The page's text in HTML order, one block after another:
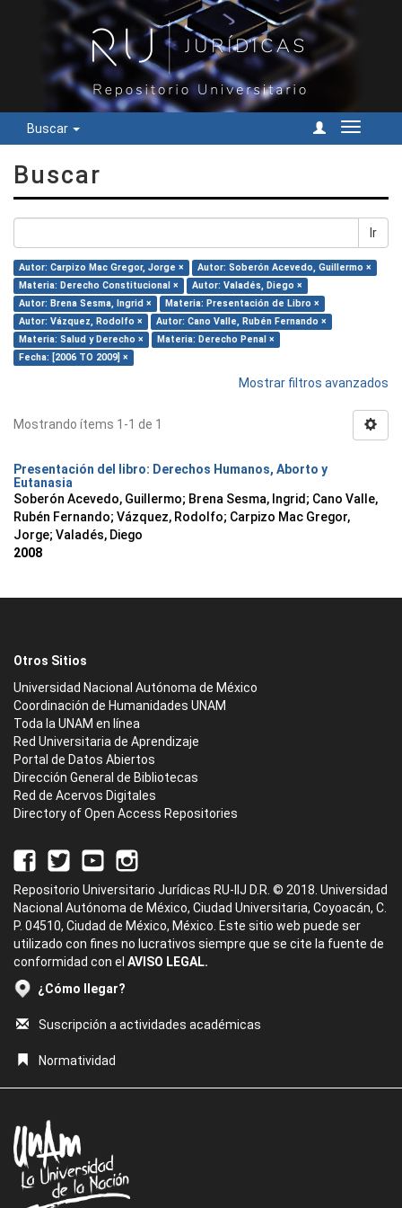
Buscar
Cambiar
Buscar
Ir
Autor: Carpizo Mac Gregor, Jorge ×
Autor: Soberón Acevedo, Guillermo ×
Materia: Derecho Constitucional ×
Autor: Valadés, Diego ×
Autor: Brena Sesma, Ingrid ×
Materia: Presentación de Libro ×
Autor: Vázquez, Rodolfo ×
Autor: Cano Valle, Rubén Fernando ×
Materia: Salud y Derecho ×
Materia: Derecho Penal ×
Fecha: [2006 TO 2009] ×
Mostrar filtros avanzados
Mostrando ítems 1-1 de 1
Presentación del libro: Derechos Humanos, Aborto y
Eutanasia
Soberón Acevedo, Guillermo; Brena Sesma, Ingrid ; Cano Valle,
Rubén Fernando; Vázquez, Rodolfo; Carpizo Mac Gregor,
Jorge; Valadés, Diego
2008
Otros Sitios
Universidad Nacional Autónoma de México
Coordinación de Humanidades UNAM
Toda la UNAM en línea
Red Universitaria de Aprendizaje
Portal de Datos Abiertos
Dirección General de Bibliotecas
Red de Acervos Digitales
Directory of Open Access Repositories
Repositorio Universitario Jurídicas RU-IIJ D.R. © 2018. Universidad
Nacional Autónoma de México, Ciudad Universitaria, Coyoacán, C.
P. 04510, Ciudad de México, México. Este sitio web puede ser
utilizado con fines no lucrativos siempre que se cite la fuente de
conformidad con el AVISO LEGAL.
¿Cómo llegar?
Suscripción a actividades académicas
Normatividad